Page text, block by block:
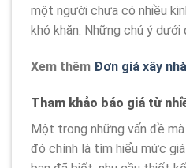
một người chưa có nhiều
khó khăn. Những chú ý
Xem thêm Đơn giá xây
Tham khảo báo giá từ
Một trong những vấn đề
đó chính là tìm hiểu mức